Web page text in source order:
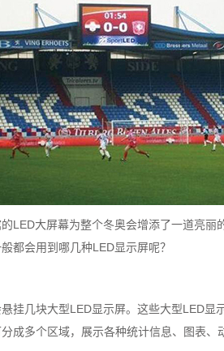
LED大屏幕为整个冬奥会增添了一道亮
都会用到哪几种LED显示屏呢？
挂几块大型LED显示屏。这些大型LED
成多个区域，展示各种统计信息、图表、